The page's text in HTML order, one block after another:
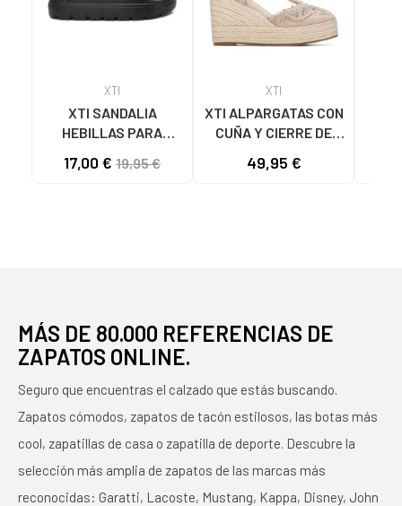
XTI
XTI SANDALIA
HEBILLAS PARA
17,00 € 19,95 €
XTI
XTI ALPARGATAS CON
CUÑA Y CIERRE DE
49,95 €
MÁS DE 80.000 REFERENCIAS DE
ZAPATOS ONLINE.
Seguro que encuentras el calzado que estás buscando.
Zapatos cómodos, zapatos de tacón estilosos, las botas más
cool, zapatillas de casa o zapatilla de deporte. Descubre la
selección más amplia de zapatos de las marcas más
reconocidas: Garatti, Lacoste, Mustang, Kappa, Disney, John